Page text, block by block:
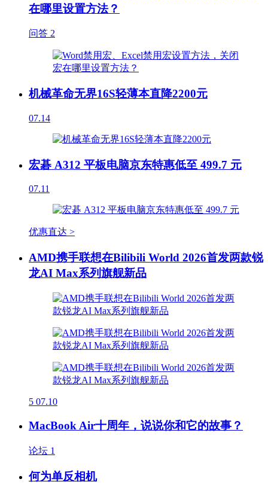
在哪里设置方法？
问答 2
机械革命无界16S轻薄本直降2200元
07.14
宏碁 A312 平板电脑京东特惠低至 499.7 元
07.11
优惠直达 >
AMD携手联想在Bilibili World 2026首发两款锐
龙AI Max系列旗舰新品
5 07.10
MacBook Air十周年，说说你和它的故事？
论坛 1
何为单反相机